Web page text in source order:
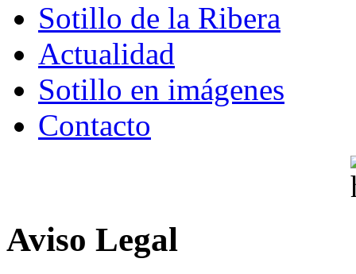
Sotillo de la Ribera
Actualidad
Sotillo en imágenes
Contacto
Aviso Legal